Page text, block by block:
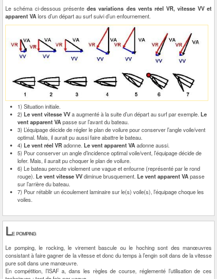
Le schéma ci-dessous présentedes variations des vents réel VR, vitesse VV et
apparent VAlors d’un départ au surf suivi d’un enfournement.
1) Situation initiale.
2) Le vent vitesse VVa augmenté à la suite d’un départ au surf par exemple. Le
vent apparent VApasse sur l’avant du bateau.
3) L’équipage décide de régler le plan de voilure pour conserver l’angle voile/vent
optimal. Mais, il aurait pu aussi faire abattre le bateau.
4) Le vent réel VRadonne. Le vent apparent VAadonne aussi.
5) Pour conserver un angle d’incidence optimal voile/vent, l’équipage décide de
lofer. Mais, il aurait pu choquer le plan de voilure.
6) Le bateau percute violement une vague et enfourne (représenté par le rond
rouge). Le vent vitesse VVdiminue brusquement. Le vent apparent VApasse
sur l’arrière du bateau.
7) Pour rétablir un écoulement laminaire sur le(s) voile(s), l’équipage choque les
voiles.
Le pomping
Le pomping, le rocking, le virement bascule ou le hoching sont des manœuvres
consistant à faire gagner de la vitesse et donc du temps à l’engin soit dans de la vitesse
pure soit dans une manœuvre.
En compétition, l’ISAF a, dans les règles de course, réglementé l’utilisation de ces